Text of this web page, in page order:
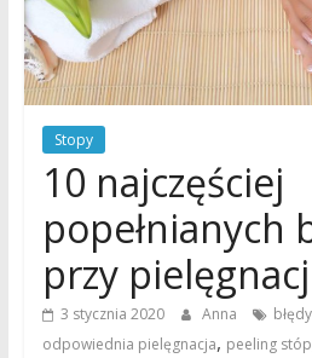
Stopy
10 najczęściej
popełnianych
przy
3 stycznia 2020 Anna
odpowiednia pielęgnacja, peeling stóp